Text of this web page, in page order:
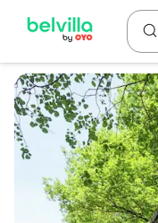
WIZARD MEMBER